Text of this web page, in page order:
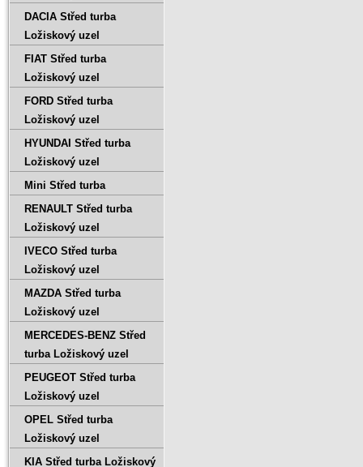
DACIA Střed turba
Ložiskový uzel
FIAT Střed turba
Ložiskový uzel
FORD Střed turba
Ložiskový uzel
HYUNDAI Střed turba
Ložiskový uzel
Mini Střed turba
RENAULT Střed turba
Ložiskový uzel
IVECO Střed turba
Ložiskový uzel
MAZDA Střed turba
Ložiskový uzel
MERCEDES-BENZ Střed
turba Ložiskový uzel
PEUGEOT Střed turba
Ložiskový uzel
OPEL Střed turba
Ložiskový uzel
KIA Střed turba Ložiskový